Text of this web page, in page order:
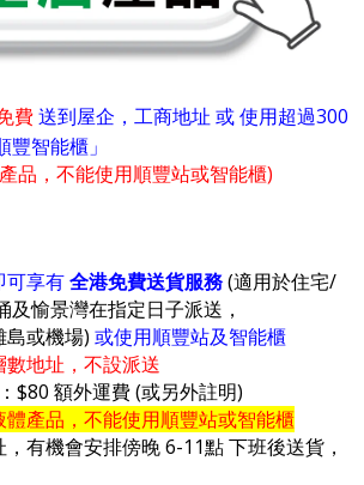
費送到屋企，工商地址 或 使用超過300
智能櫃」
品，不能使用順豐站或智能櫃)
可享有全港免費送貨服務(適用於住宅/
及愉景灣在指定日子派送，
或機場) 或使用順豐站及智能櫃
地址，不設派送
$80 額外運費 (或另外註明)
產品，不能使用順豐站或智能櫃
有機會安排傍晚 6-11點 下班後送貨，